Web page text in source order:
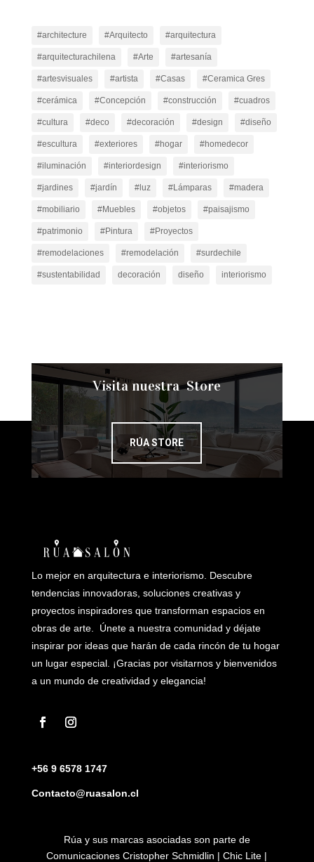
#architecture #Arquitecto #arquitectura
#arquitecturachilena #Arte #artesanía
#artesvisuales #artista #Casas #Ceramica Gres
#cerámica #Concepción #construcción #cuadros
#cultura #deco #decoración #design #diseño
#escultura #exteriores #hogar #homedecor
#iluminación #interiordesign #interiorismo
#jardines #jardín #luz #Lámparas #madera
#mobiliario #Muebles #objetos #paisajismo
#patrimonio #Pintura #Proyectos
#remodelaciones #remodelación #surdechile
#sustentabilidad decoración diseño interiorismo
Visita nuestra Store
RÚA STORE
Lo mejor en arquitectura e interiorismo. Descubre
tendencias innovadoras, soluciones creativas y
proyectos inspiradores que transforman espacios en
obras de arte. Únete a nuestra comunidad y déjate
inspirar por ideas que harán de cada rincón de tu hogar
un lugar especial. ¡Gracias por visitarnos y bienvenidos
a un mundo de creatividad y elegancia!
+56 9 6578 1747
Contacto@ruasalon.cl
Rúa y sus marcas asociadas son parte de
Comunicaciones Cristopher Schmidlin | Chic Lite |